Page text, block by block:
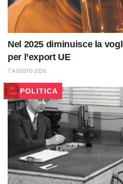
Nel 2025 diminuisce la
per l’export UE
7 AGOSTO 2026
POLITICA